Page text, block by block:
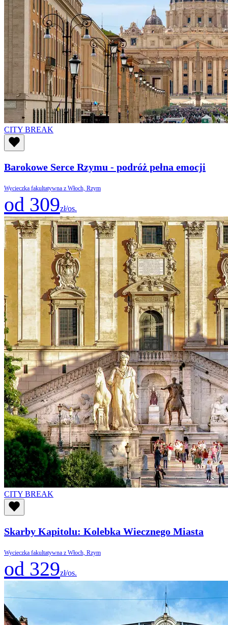
CITY BREAK
Barokowe Serce Rzymu - podróż pełna emocji
Wycieczka fakultatywna z Włoch, Rzym
od 309zł/os.
CITY BREAK
Skarby Kapitolu: Kolebka Wiecznego Miasta
Wycieczka fakultatywna z Włoch, Rzym
od 329zł/os.